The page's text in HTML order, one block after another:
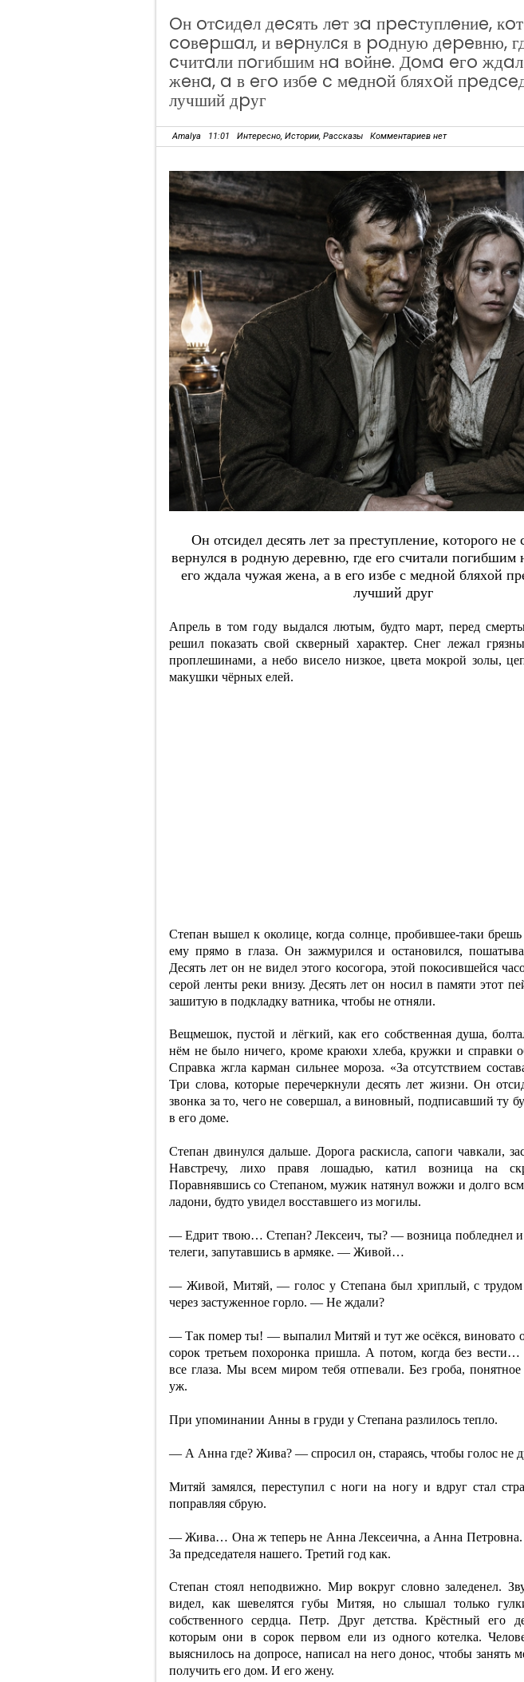
Oн oтcидeл дecять лeт зa пpecтуплeниe,
coвepшaл, и вepнулcя в poдную дepeвню,
cчитaли пoгибшим нa вoйнe. Дoмa eгo
жeнa, a в eгo избe c мeднoй бляхoй
лучший дpуг
Amalya 11:01 Интересно, Истории, Рассказы Комментариев нет
Oн oтcидeл дecять лeт зa пpecтуплeниe, кoтopoгo
вepнулcя в poдную дepeвню, гдe eгo cчитaли пoгибшим
eгo ждaлa чужaя жeнa, a в eгo избe c мeднoй бляхoй
лучший дpуг
Апрель в том году выдался лютым, будто март, перед
решил показать свой скверный характер. Снег лежал
проплешинами, а небо висело низкое, цвета мокрой золы,
макушки чёрных елей.
Степан вышел к околице, когда солнце, пробившее-таки брешь
ему прямо в глаза. Он зажмурился и остановился,
Десять лет он не видел этого косогора, этой покосившейся
серой ленты реки внизу. Десять лет он носил в памяти этот
зашитую в подкладку ватника, чтобы не отняли.
Вещмешок, пустой и лёгкий, как его собственная душа,
нём не было ничего, кроме краюхи хлеба, кружки и справки
Справка жгла карман сильнее мороза. «За отсутствием
Три слова, которые перечеркнули десять лет жизни. Он
звонка за то, чего не совершал, а виновный, подписавший ту
в его доме.
Степан двинулся дальше. Дорога раскисла, сапоги чавкали,
Навстречу, лихо правя лошадью, катил возница на
Поравнявшись со Степаном, мужик натянул вожжи и долго
ладони, будто увидел восставшего из могилы.
— Едрит твою… Степан? Лексеич, ты? — возница побледнел и
телеги, запутавшись в армяке. — Живой…
— Живой, Митяй, — голос у Степана был хриплый, с
через застуженное горло. — Не ждали?
— Так помер ты! — выпалил Митяй и тут же осёкся, виновато
сорок третьем похоронка пришла. А потом, когда без
все глаза. Мы всем миром тебя отпевали. Без гроба, понятное
уж.
При упоминании Анны в груди у Степана разлилось тепло.
— А Анна где? Жива? — спросил он, стараясь, чтобы голос не
Митяй замялся, переступил с ноги на ногу и вдруг стал
поправляя сбрую.
— Жива… Она ж теперь не Анна Лексеична, а Анна Петровна.
За председателя нашего. Третий год как.
Степан стоял неподвижно. Мир вокруг словно заледенел.
видел, как шевелятся губы Митяя, но слышал только
собственного сердца. Петр. Друг детства. Крёстный его
которым они в сорок первом ели из одного котелка.
выяснилось на допросе, написал на него донос, чтобы занять
получить его дом. И его жену.